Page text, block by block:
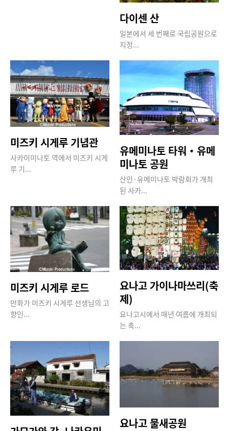
다이센 산
일본에서 세 번째로 국립공원으로
지정...
미즈키 시게루 기념관
사카이미나토 역에서 미즈키 시게
루 기...
유메미나토 타워・유메
미나토 공원
산인·유메미나토 박람회가 개최
된 사카...
미즈키 시게루 로드
만화가 미즈키 시게루 선생님의 고
향인...
요나고 가이나마쓰리(축
제)
요나고시에서 매년 여름에 개최되
는 축...
요나고 물새공원